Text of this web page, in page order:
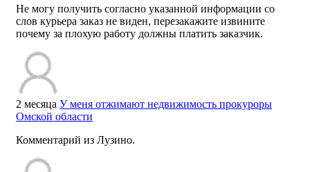
Не могу получить согласно указанной информации со
слов курьера заказ не виден, перезакажите извините
почему за плохую работу должны платить заказчик.
2 месяца У меня отжимают недвижимость прокуроры
Омской области
Комментарий из Лузино.